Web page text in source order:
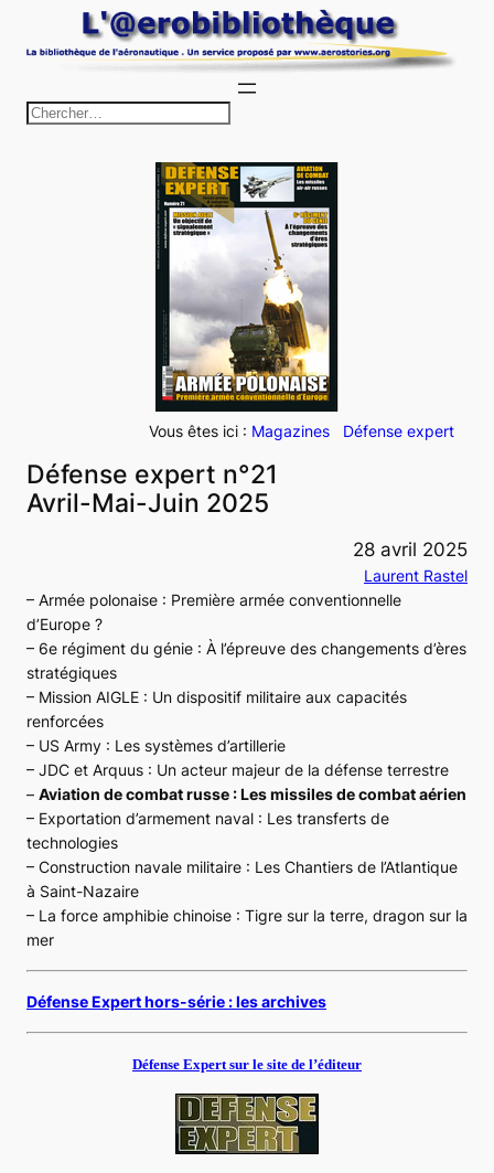
au
c
h
e
r
Vous êtes ici : Magazines Défense expert
Défense expert n°21
Avril-Mai-Juin 2025
28 avril 2025
Laurent Rastel
– Armée polonaise : Première armée conventionnelle
d’Europe ?
– 6e régiment du génie : À l’épreuve des changements d’ères
stratégiques
– Mission AIGLE : Un dispositif militaire aux capacités
renforcées
– US Army : Les systèmes d’artillerie
– JDC et Arquus : Un acteur majeur de la défense terrestre
– Aviation de combat russe : Les missiles de combat aérien
– Exportation d’armement naval : Les transferts de
technologies
– Construction navale militaire : Les Chantiers de l’Atlantique
à Saint-Nazaire
– La force amphibie chinoise : Tigre sur la terre, dragon sur la
mer
Défense Expert hors-série : les archives
Défense Expert sur le site de l’éditeur